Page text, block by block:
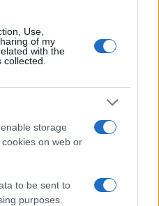
Use,
of my
with the
storage
on web or
to be sent to
purposes.
LER MAIS
AQUA Premium